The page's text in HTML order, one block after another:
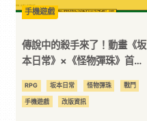
科
技
全
手機遊戲
傳說中的殺手來了！動畫《坂
本日常》×《怪物彈珠》首次
新」「陸少糖」「南雲」「神
神迴」「大佛」等角色會在期
RPG 坂本日常 怪物彈珠 戰鬥
手機遊戲 改版資訊